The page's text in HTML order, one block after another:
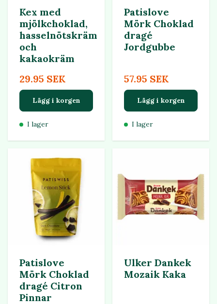
Kex med
mjölkchoklad,
hasselnötskräm
och
kakaokräm
29.95 SEK
Lägg i korgen
I lager
Patislove
Mörk Choklad
dragé
Jordgubbe
57.95 SEK
Lägg i korgen
I lager
Patislove
Mörk Choklad
dragé Citron
Pinnar
Ulker Dankek
Mozaik Kaka